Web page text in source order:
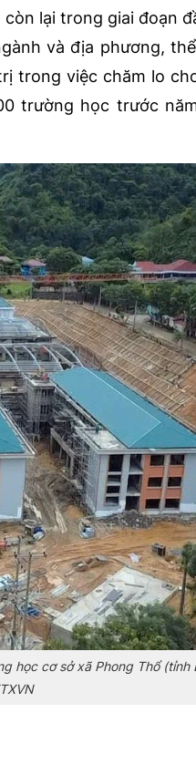
lại trong giai đoạn
và địa phương,
trong việc chăm lo
trường học trước
học cơ sở xã Phong Thổ (tỉnh